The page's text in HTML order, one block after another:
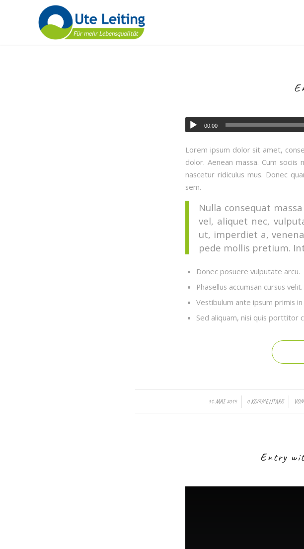
00:00
Lorem ipsum dolor sit amet,
dolor. Aenean massa. Cum
nascetur ridiculus mus. Donec
sem.
Nulla consequat
vel, aliquet nec,
ut, imperdiet a,
pede mollis pretium.
Donec posuere vulputate arcu.
Phasellus accumsan cursus velit.
Vestibulum ante ipsum primis
Sed aliquam, nisi quis porttitor
11. MAI 2014
/ 0 KOMMENTARE
/ VON
Entry